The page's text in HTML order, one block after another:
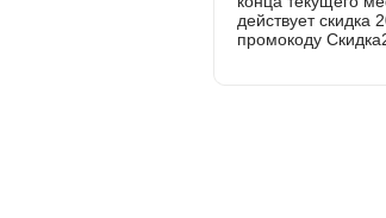
действует скидка
промокоду